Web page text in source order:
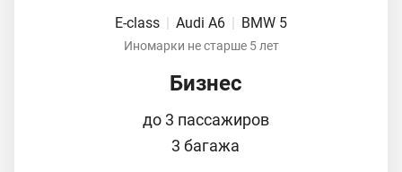
E-class | Audi A6 | BMW 5
Иномарки не старше 5 лет
Бизнес
до 3 пассажиров
3 багажа